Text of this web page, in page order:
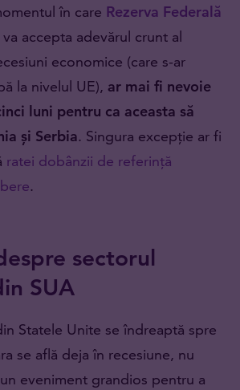
în care Rezerva Federală
va accepta adevărul crunt al
economice (care s-ar
la nivelul UE), ar mai fi nevoie
luni pentru ca aceasta să
și Serbia. Singura excepție ar fi
ratei dobânzii de referință
.
sectorul
SUA
Statele Unite se îndreaptă spre
se află deja în recesiune, nu
eveniment grandios pentru a